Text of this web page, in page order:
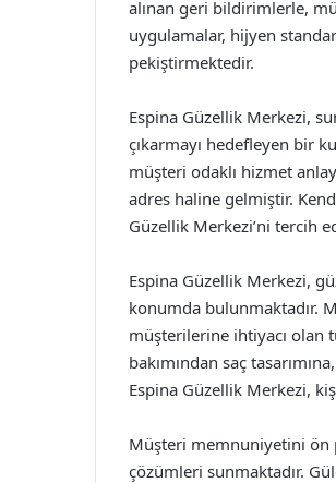
alınan geri bildirimlerle,
uygulamalar, hijyen
pekiştirmektedir.
Espina Güzellik Merkezi,
çıkarmayı hedefleyen bir
müşteri odaklı hizmet
adres haline gelmiştir.
Güzellik Merkezi’ni tercih
Espina Güzellik Merkezi,
konumda bulunmaktadır.
müşterilerine ihtiyacı olan
bakımından saç
Espina Güzellik Merkezi,
Müşteri memnuniyetini ön
çözümleri sunmaktadır.